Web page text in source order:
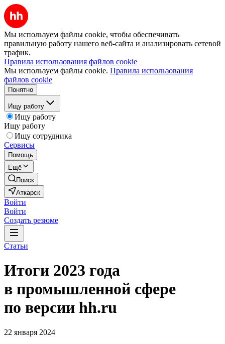
Мы используем файлы cookie, чтобы обеспечивать
правильную работу нашего веб-сайта и анализировать сетевой
трафик.
Правила использования файлов cookie
Мы используем файлы cookie. Правила использования
файлов cookie
Понятно
Ищу работу
Ищу работу
Ищу работу
Ищу сотрудника
Сервисы
Помощь
Ещё
Поиск
Аткарск
Войти
Войти
Создать резюме
Статьи
Итоги 2023 года
в промышленной сфере
по версии hh.ru
22 января 2024